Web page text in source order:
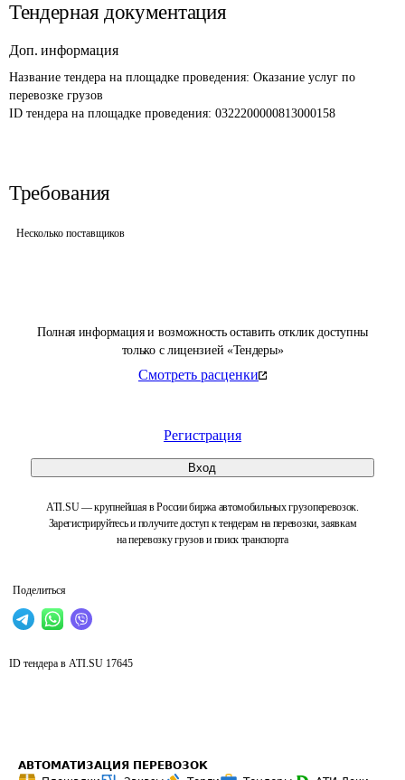
Полная информация и возможность оставить отклик доступны
только с лицензией «Тендеры»
Смотреть расценки
Регистрация
Вход
ATI.SU — крупнейшая в России биржа автомобильных грузоперевозок.
Зарегистрируйтесь и получите доступ к тендерам на перевозки, заявкам
на перевозку грузов и поиск транспорта
Поделиться
Тендерная документация
Доп. информация
Название тендера на площадке проведения: Оказание услуг по
перевозке грузов
ID тендера на площадке проведения: 0322200000813000158
Требования
Несколько поставщиков
ID тендера в ATI.SU 17645
АВТОМАТИЗАЦИЯ ПЕРЕВОЗОК